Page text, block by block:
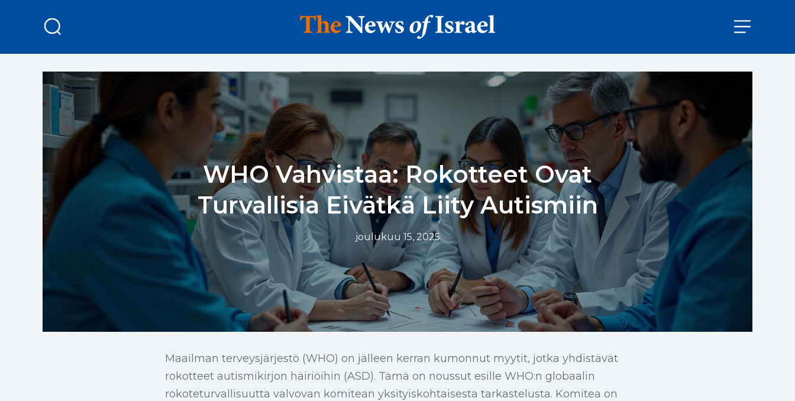
WHO Vahvistaa: Rokotteet Ovat
Turvallisia Eivätkä Liity Autismiin
joulukuu 15, 2025
Maailman terveysjärjestö (WHO) on jälleen kerran kumonnut myytit, jotka yhdistävät
rokotteet autismikirjon häiriöihin (ASD). Tämä on noussut esille WHO:n globaalin
rokoteturvallisuutta valvovan komitean yksityiskohtaisesta tarkastelusta. Komitea on